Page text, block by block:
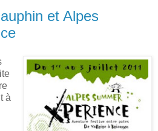
et Alpes
à